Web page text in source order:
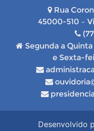
Rua
45000-510 –
Segunda a Quinta
e Sexta-
Desenvolvido